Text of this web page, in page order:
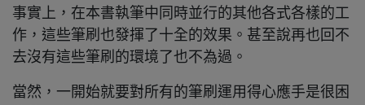
事實上，在本書執筆中同時並行的其他各式各樣的工
作，這些筆刷也發揮了十全的效果。甚至說再也回不
去沒有這些筆刷的環境了也不為過。
當然，一開始就要對所有的筆刷運用得心應手是很困